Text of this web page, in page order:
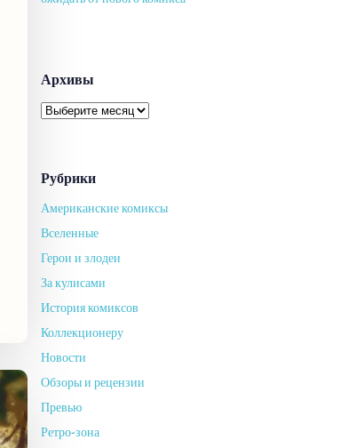
Архивы
Архивы
Рубрики
Американские комиксы
Вселенные
Герои и злодеи
За кулисами
История комиксов
Коллекционеру
Новости
Обзоры и рецензии
Превью
Ретро-зона